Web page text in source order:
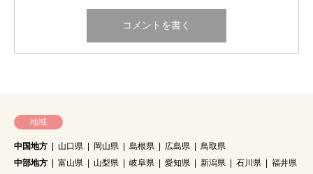
地域
中国地方 山口県 岡山県 島根県 広島県
鳥取県
中部地方
富山県 山梨県 岐阜県 愛知県 新潟県 石川県
福井県